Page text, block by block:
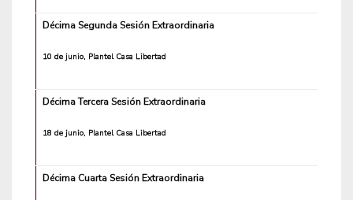
Décima Segunda Sesión Extraordinaria
10 de junio, Plantel Casa Libertad
Décima Tercera Sesión Extraordinaria
18 de junio, Plantel Casa Libertad
Décima Cuarta Sesión Extraordinaria